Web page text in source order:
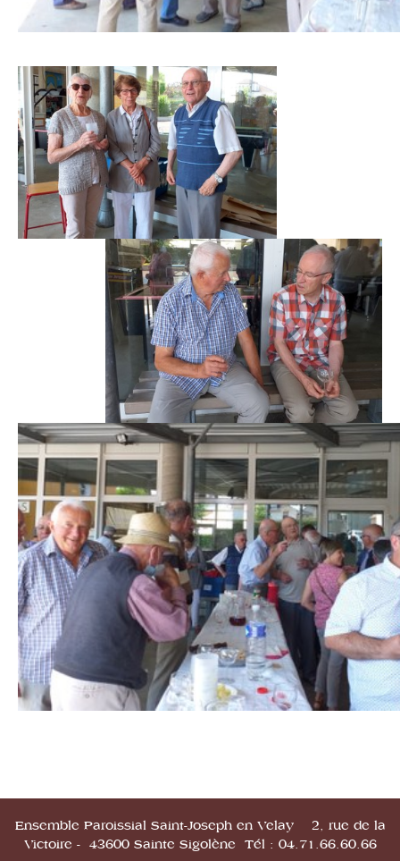
Ensemble Paroissial Saint-Joseph en Velay 2, rue de la
Victoire - 43600 Sainte Sigolène Tél : 04.71.66.60.66